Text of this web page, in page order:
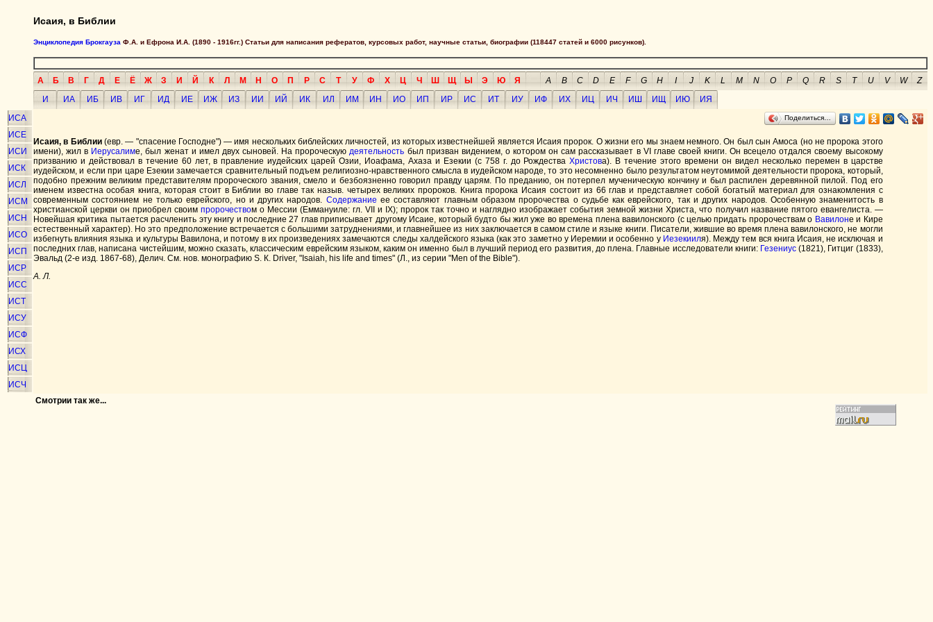
Исаия, в Библии
Энциклопедия Брокгауза Ф.А. и Ефрона И.А. (1890 - 1916гг.) Статьи для написания рефератов, курсовых работ, научные статьи, биографии (118447 статей и 6000 рисунков).
А Б В Г Д Е Ё Ж З И Й К Л М Н О П Р С Т У Ф Х Ц Ч Ш Щ Ы Э Ю Я A B C D E F G H I J K L M N O P Q R S T U V W
Z
И
ИА ИБ ИВ ИГ ИД ИЕ ИЖ ИЗ ИИ ИЙ ИК ИЛ ИМ ИН ИО ИП ИР ИС ИТ ИУ ИФ ИХ ИЦ ИЧ ИШ ИЩ ИЮ
ИЯ
ИСА
ИСЕ
ИСИ
ИСК
ИСЛ
ИСМ
ИСН
ИСО
ИСП
ИСР
ИСС
ИСТ
ИСУ
ИСФ
ИСХ
ИСЦ
ИСЧ
Поделиться…
Исаия, в Библии(евр. — "спасение Господне") — имя нескольких библейских личностей, из которых известнейшей является Исаия пророк. О жизни его мы знаем немного. Он был сын Амоса (но не пророка этого
имени), жил в Иерусалиме, был женат и имел двух сыновей. На пророческуюдеятельность был призван видением, о котором он сам рассказывает в VI главе своей книги. Он всецело отдался своему высокому
призванию и действовал в течение 60 лет, в правление иудейских царей Озии, Иоафама, Ахаза и Езекии (с 758 г. до РождестваХристова). В течение этого времени он видел несколько перемен в царстве
иудейском, и если при царе Езекии замечается сравнительный подъем религиозно-нравственного смысла в иудейском народе, то это несомненно было результатом неутомимой деятельности пророка, который,
подобно прежним великим представителям пророческого звания, смело и безбоязненно говорил правду царям. По преданию, он потерпел мученическую кончину и был распилен деревянной пилой. Под его
именем известна особая книга, которая стоит в Библии во главе так назыв. четырех великих пророков. Книга пророка Исаия состоит из 66 глав и представляет собой богатый материал для ознакомления с
современным состоянием не только еврейского, но и других народов. Содержание ее составляют главным образом пророчества о судьбе как еврейского, так и других народов. Особенную знаменитость в
христианской церкви он приобрел своимпророчеством о Мессии (Еммануиле: гл. VII и IX); пророк так точно и наглядно изображает события земной жизни Христа, что получил название пятого евангелиста. —
Новейшая критика пытается расчленить эту книгу и последние 27 глав приписывает другому Исаие, который будто бы жил уже во времена плена вавилонского (с целью придать пророчествам о Вавилоне и Кире
естественный характер). Но это предположение встречается с большими затруднениями, и главнейшее из них заключается в самом стиле и языке книги. Писатели, жившие во время плена вавилонского, не могли
избегнуть влияния языка и культуры Вавилона, и потому в их произведениях замечаются следы халдейского языка (как это заметно у Иеремии и особенно у Иезекииля). Между тем вся книга Исаия, не исключая и
последних глав, написана чистейшим, можно сказать, классическим еврейским языком, каким он именно был в лучший период его развития, до плена. Главные исследователи книги: Гезениус(1821), Гитциг (1833),
Эвальд (2-е изд. 1867-68), Делич. См. нов. монографию S. К. Driver, "Isaiah, his life and times" (Л., из серии "Men of the Bible").
А. Л.
Смотрии так же...